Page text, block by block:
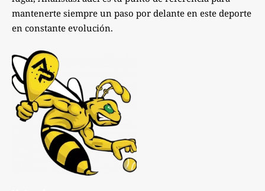
mantenerte siempre un paso por delante en este deporte
en constante evolución.